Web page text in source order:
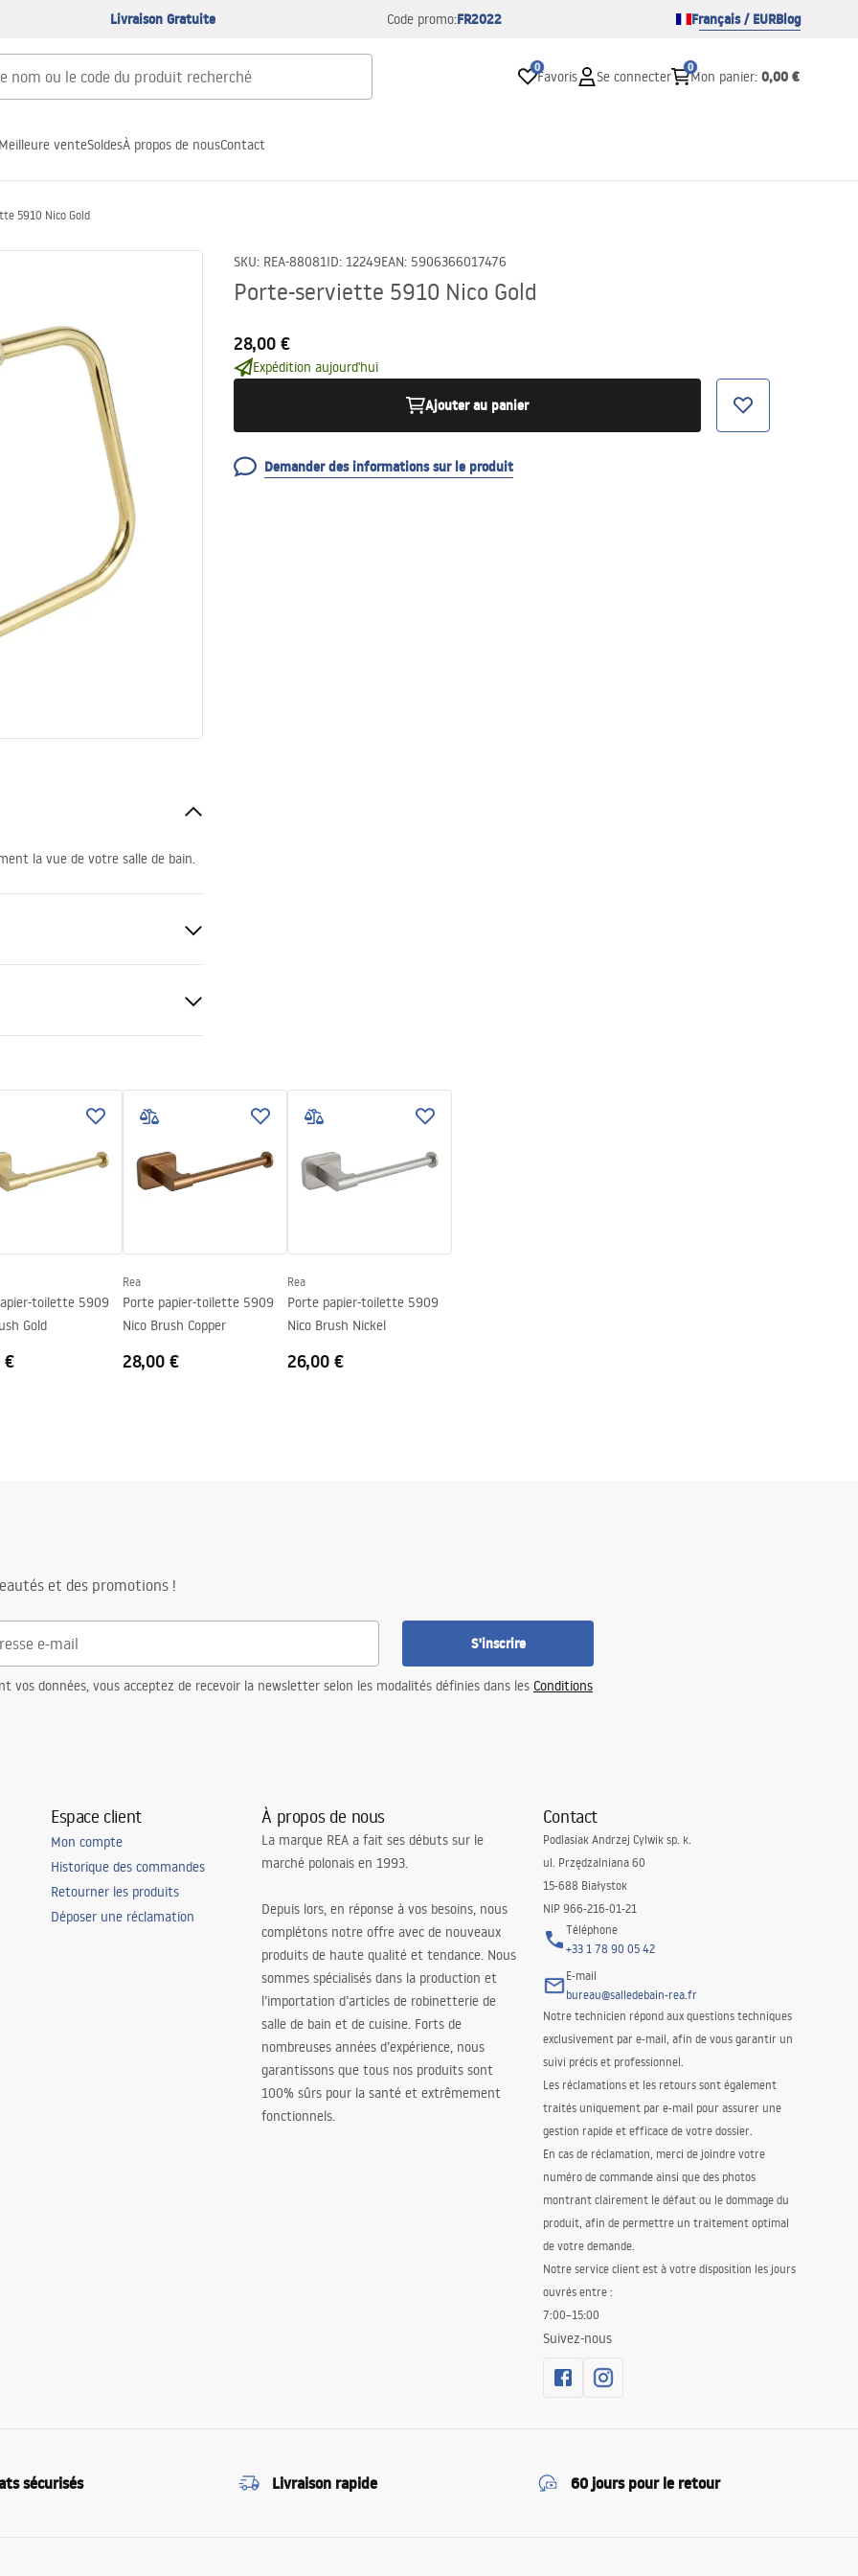
Livraison Gratuite Code promo:FR2022 Français / EURBlog
0
Favoris Se connecter
0
Mon panier: 0,00 €
Meilleure venteSoldesÀ propos de nousContact
5910 Nico Gold
SKU: REA-88081ID: 12249EAN: 5906366017476
Porte-serviette 5910 Nico Gold
28,00 €
Expédition aujourd'hui
Ajouter au panier
Demander des informations sur le produit
la vue de votre salle de bain.
_24.pdf
toilette 5909
Gold
€
Rea
Porte papier-toilette 5909
Nico Brush Copper
28,00 €
Rea
Porte papier-toilette 5909
Nico Brush Nickel
26,00 €
et des promotions !
S'inscrire
vos données, vous acceptez de recevoir la newsletter selon les modalités définies dans les Conditions
Espace client
Mon compte
Historique des commandes
Retourner les produits
Déposer une réclamation
À propos de nous
La marque REA a fait ses débuts sur le
marché polonais en 1993.
Depuis lors, en réponse à vos besoins, nous
complétons notre offre avec de nouveaux
produits de haute qualité et tendance. Nous
sommes spécialisés dans la production et
l’importation d’articles de robinetterie de
salle de bain et de cuisine. Forts de
nombreuses années d’expérience, nous
garantissons que tous nos produits sont
100% sûrs pour la santé et extrêmement
fonctionnels.
Contact
Podlasiak Andrzej Cylwik sp. k.
ul. Przędzalniana 60
15-688 Białystok
NIP 966-216-01-21
Téléphone
+33 1 78 90 05 42
E-mail
bureau@salledebain-rea.fr
Notre technicien répond aux questions techniques
exclusivement par e-mail, afin de vous garantir un
suivi précis et professionnel.
Les réclamations et les retours sont également
traités uniquement par e-mail pour assurer une
gestion rapide et efficace de votre dossier.
En cas de réclamation, merci de joindre votre
numéro de commande ainsi que des photos
montrant clairement le défaut ou le dommage du
produit, afin de permettre un traitement optimal
de votre demande.
Notre service client est à votre disposition les jours
ouvrés entre :
7:00–15:00
Suivez-nous
sécurisés Livraison rapide 60 jours pour le retour